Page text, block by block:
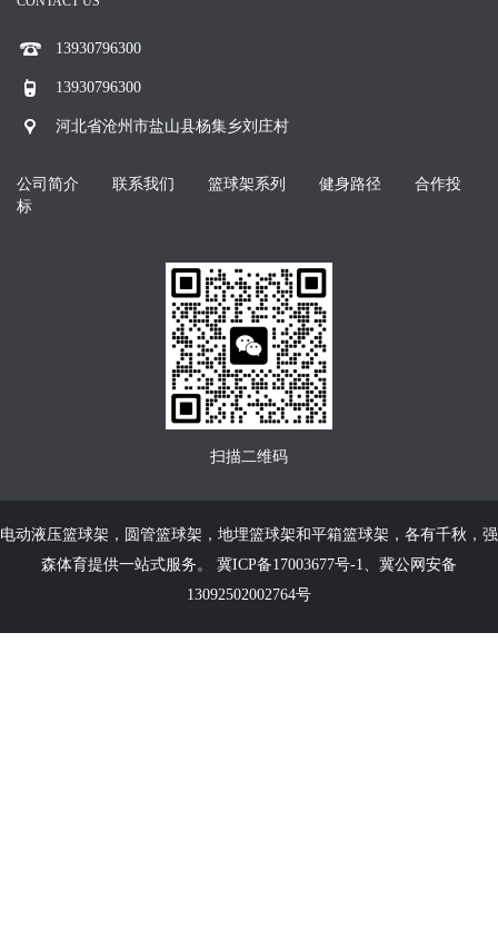
13930796300
13930796300
河北省沧州市盐山县杨集乡刘庄村
公司简介 联系我们 篮球架系列 健身路径
合作投
标
扫描二维码
电动液压篮球架 ， 圆管篮球架 ， 地埋篮球架和平箱篮球架 ，各有千秋，强
森体育提供一站式服务。 冀ICP备17003677号-1
冀公网安备
13092502002764号